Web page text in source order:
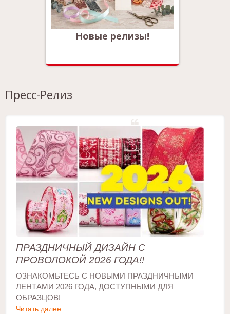
Новые релизы!
Пресс-Релиз
ПРАЗДНИЧНЫЙ ДИЗАЙН С
ПРОВОЛОКОЙ 2026 ГОДА!!
ОЗНАКОМЬТЕСЬ С НОВЫМИ ПРАЗДНИЧНЫМИ
ЛЕНТАМИ 2026 ГОДА, ДОСТУПНЫМИ ДЛЯ
ОБРАЗЦОВ!
Читать далее